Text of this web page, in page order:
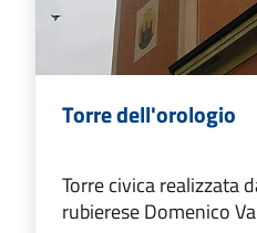
Torre dell'orologio
Torre civica realizzata
rubierese Domenico